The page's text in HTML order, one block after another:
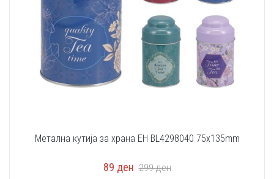
Метална кутија за храна EH BL4298040 75x135mm
89 ден 299ден